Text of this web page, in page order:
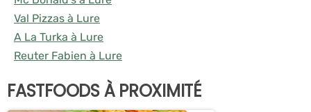
Val Pizzas à Lure
A La Turka à Lure
Reuter Fabien à Lure
FASTFOODS À PROXIMITÉ